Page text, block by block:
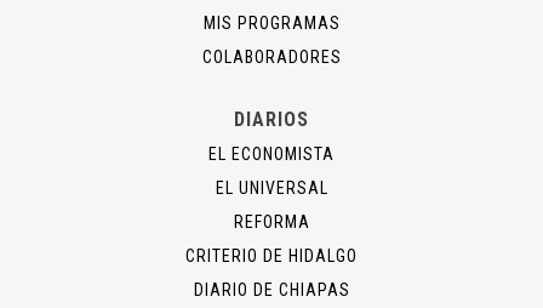
MIS PROGRAMAS
COLABORADORES
DIARIOS
EL ECONOMISTA
EL UNIVERSAL
REFORMA
CRITERIO DE HIDALGO
DIARIO DE CHIAPAS